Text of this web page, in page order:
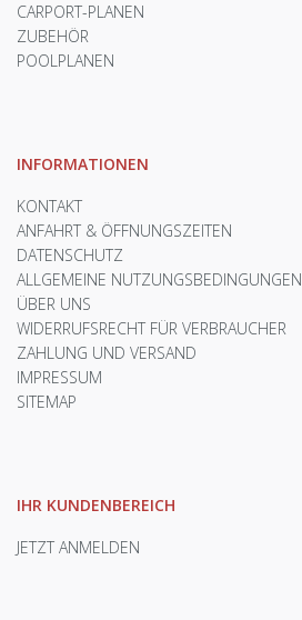
CARPORT-PLANEN
ZUBEHÖR
POOLPLANEN
INFORMATIONEN
KONTAKT
ANFAHRT & ÖFFNUNGSZEITEN
DATENSCHUTZ
ALLGEMEINE NUTZUNGSBEDINGUNGEN
ÜBER UNS
WIDERRUFSRECHT FÜR VERBRAUCHER
ZAHLUNG UND VERSAND
IMPRESSUM
SITEMAP
IHR KUNDENBEREICH
JETZT ANMELDEN